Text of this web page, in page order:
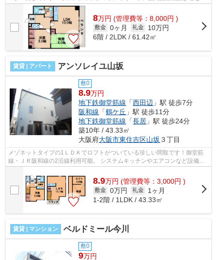
設備充実！敷地内駐車場もあります...
8万円 (管理費等：8,000円 )
敷金 0ヶ月 礼金
10万円
6階 / 2LDK / 61.42㎡
賃貸 | アパート アンソレイユ山坂
敷0
8.9万円
地下鉄御堂筋線 「西田辺 」駅 徒歩7分
阪和線 「鶴ケ丘 」駅 徒歩11分
地下鉄御堂筋線 「長居 」駅 徒歩24分
築10年 / 43.33㎡
大阪府大阪市東住吉区山坂 ３丁目
メゾネットタイプの1ＬＤＫでロフトがついている珍しい間取です！御堂筋
線・ＪＲ阪和線の2沿線利用可能。 システムキッチンやエアコンなど設備も
8.9万円 (管理費等：3,000円 )
敷金 0万円 礼金
1ヶ月
1-2階 / 1LDK / 43.33㎡
賃貸 | マンション ベルドミール今川
敷0
9万円